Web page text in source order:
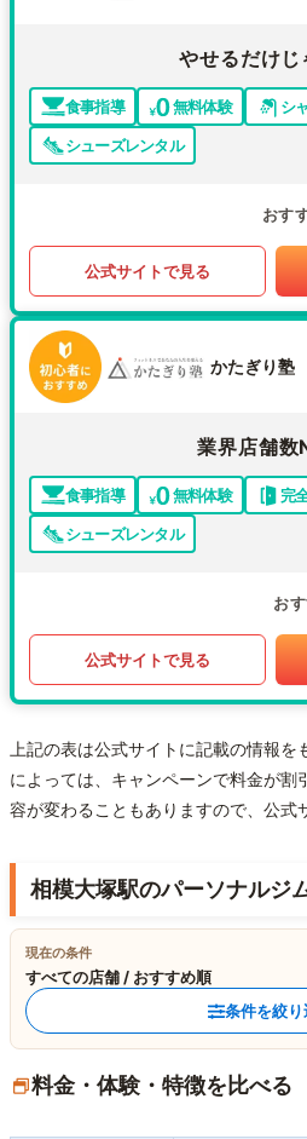
やせるだけじ
食事指導 無料体験 シ
シューズレンタル
おす
公式サイトで見る
かたぎり塾
業界店舗数
食事指導 無料体験 完
シューズレンタル
お
公式サイトで見る
上記の表は公式サイトに記載の情報を
によっては、キャンペーンで料金が割
容が変わることもありますので、公式
相模大塚駅のパーソナルジ
現在の条件
すべての店舗 / おすすめ順
条件を絞り
料金・体験・特徴を比べる